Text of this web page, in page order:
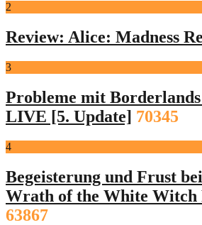
2
Review: Alice: Madness
3
Probleme mit
LIVE [5. Update] 70345
4
Begeisterung und Frust
Wrath of the White Witch
63867